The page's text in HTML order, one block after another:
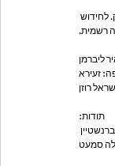
לחידוש
רשמית.
ליברמן
זעירא
רוזן
תודות:
סמעט